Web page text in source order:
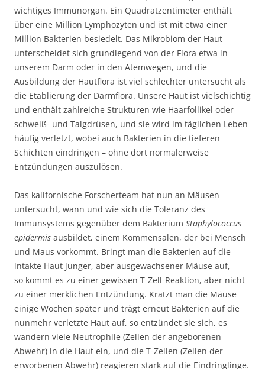
wichtiges Immunorgan. Ein Quadratzentimeter enthält
über eine Million Lymphozyten und ist mit etwa einer
Million Bakterien besiedelt. Das Mikrobiom der Haut
unterscheidet sich grundlegend von der Flora etwa in
unserem Darm oder in den Atemwegen, und die
Ausbildung der Hautflora ist viel schlechter untersucht als
die Etablierung der Darmflora. Unsere Haut ist vielschichtig
und enthält zahlreiche Strukturen wie Haarfollikel oder
schweiß- und Talgdrüsen, und sie wird im täglichen Leben
häufig verletzt, wobei auch Bakterien in die tieferen
Schichten eindringen – ohne dort normalerweise
Entzündungen auszulösen.
Das kalifornische Forscherteam hat nun an Mäusen
untersucht, wann und wie sich die Toleranz des
Immunsystems gegenüber dem Bakterium Staphylococcus
epidermis ausbildet, einem Kommensalen, der bei Mensch
und Maus vorkommt. Bringt man die Bakterien auf die
intakte Haut junger, aber ausgewachsener Mäuse auf,
so kommt es zu einer gewissen T-Zell-Reaktion, aber nicht
zu einer merklichen Entzündung. Kratzt man die Mäuse
einige Wochen später und trägt erneut Bakterien auf die
nunmehr verletzte Haut auf, so entzündet sie sich, es
wandern viele Neutrophile (Zellen der angeborenen
Abwehr) in die Haut ein, und die T-Zellen (Zellen der
erworbenen Abwehr) reagieren stark auf die Eindringlinge.